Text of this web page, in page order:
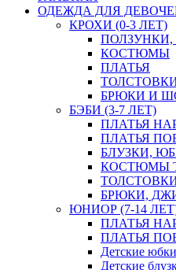
ОДЕЖДА ДЛЯ
КРОХИ (0-3 ЛЕТ)
КОСТЮМЫ
ПЛАТЬЯ
БРЮКИ И
БЭБИ (3-7 ЛЕТ)
ПЛАТЬЯ
ПЛАТЬЯ
БЛУЗКИ,
КОСТЮМЫ
БРЮКИ,
ЮНИОР (7-14
ПЛАТЬЯ
ПЛАТЬЯ
Детские юбки
Детские